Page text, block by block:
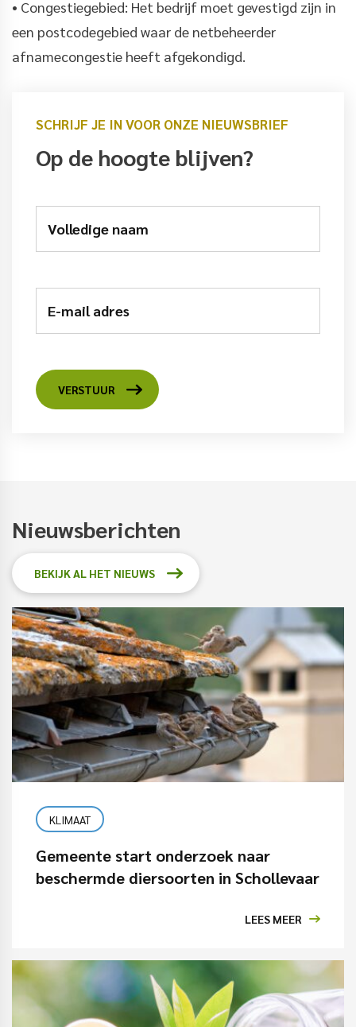
• Congestiegebied: Het bedrijf moet gevestigd zijn in
een postcodegebied waar de netbeheerder
afnamecongestie heeft afgekondigd.
SCHRIJF JE IN VOOR ONZE NIEUWSBRIEF
Op de hoogte blijven?
Volledige naam
E-mail adres
VERSTUUR
Nieuwsberichten
BEKIJK AL HET NIEUWS
KLIMAAT
Gemeente start onderzoek naar
beschermde diersoorten in Schollevaar
LEES MEER